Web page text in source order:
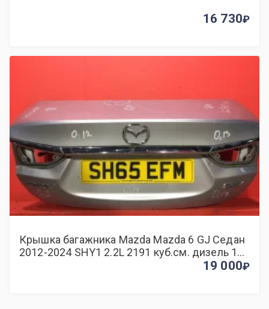
16 730
Крышка багажника Mazda Mazda 6 GJ Седан
2012-2024 SHY1 2.2L 2191 куб.см. дизель 110
19 000